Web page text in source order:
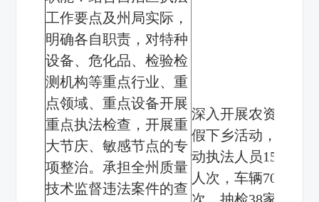
工作要点及州局实际，
明确各自职责，对特种
设备、危化品、检验检
测机构等重点行业、重
点领域、重点设备开展
重点执法检查，开展重
大节庆、敏感节点的专
项整治。承担全州质量
技术监督违法案件的查
深入开展农资打
假下乡活动，出
动执法人员150
人次，车辆70